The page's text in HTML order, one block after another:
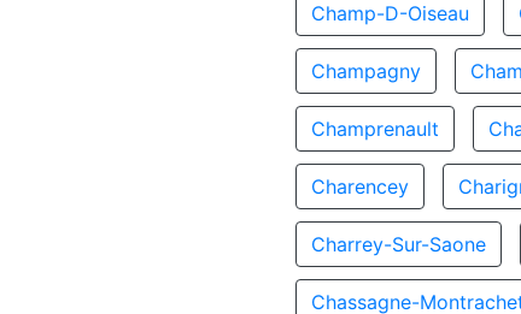
Champ-D-Oiseau
Champagny
Champrenault
Charencey
Charrey-Sur-Saone
Chassagne-